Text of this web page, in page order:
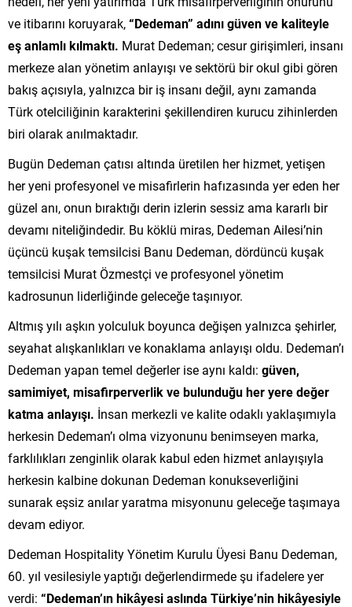
ve itibarını koruyarak,“Dedeman” adını güven ve kaliteyle
eş anlamlı kılmaktı. Murat Dedeman; cesur girişimleri, insanı
merkeze alan yönetim anlayışı ve sektörü bir okul gibi gören
bakış açısıyla, yalnızca bir iş insanı değil, aynı zamanda
Türk otelciliğinin karakterini şekillendiren kurucu zihinlerden
biri olarak anılmaktadır.
Bugün Dedeman çatısı altında üretilen her hizmet, yetişen
her yeni profesyonel ve misafirlerin hafızasında yer eden her
güzel anı, onun bıraktığı derin izlerin sessiz ama kararlı bir
devamı niteliğindedir. Bu köklü miras, Dedeman Ailesi’nin
üçüncü kuşak temsilcisi Banu Dedeman, dördüncü kuşak
temsilcisi Murat Özmestçi ve profesyonel yönetim
kadrosunun liderliğinde geleceğe taşınıyor.
Altmış yılı aşkın yolculuk boyunca değişen yalnızca şehirler,
seyahat alışkanlıkları ve konaklama anlayışı oldu. Dedeman’ı
Dedeman yapan temel değerler ise aynı kaldı: güven,
samimiyet, misafirperverlik ve bulunduğu her yere değer
katma anlayışı. İnsan merkezli ve kalite odaklı yaklaşımıyla
herkesin Dedeman’ı olma vizyonunu benimseyen marka,
farklılıkları zenginlik olarak kabul eden hizmet anlayışıyla
herkesin kalbine dokunan Dedeman konukseverliğini
sunarak eşsiz anılar yaratma misyonunu geleceğe taşımaya
devam ediyor.
Dedeman Hospitality Yönetim Kurulu Üyesi Banu Dedeman,
60. yıl vesilesiyle yaptığı değerlendirmede şu ifadelere yer
verdi: “Dedeman’ın hikâyesi aslında Türkiye’nin hikâyesiyle